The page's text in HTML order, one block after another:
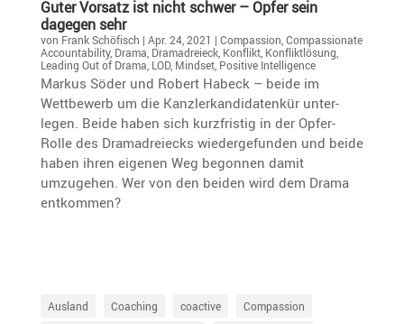
Guter Vorsatz ist nicht schwer – Opfer sein
dagegen sehr
von Frank Schöfisch | Apr. 24, 2021 | Compassion,Compassionate
Accountability, Drama, Dramadreieck, Konflikt, Konfliktlösung,
Leading Out of Drama, LOD, Mindset, Positive Intelligence
Markus Söder und Robert Habeck – beide im
Wettbe­werb um die Kanzler­kan­di­da­tenkür unter­
legen. Beide haben sich kurzfristig in der Opfer-
Rolle des Drama­drei­ecks wieder­ge­funden und beide
haben ihren eigenen Weg begonnen damit
umzugehen. Wer von den beiden wird dem Drama
entkommen?
Ausland Coaching coactive
Compassion